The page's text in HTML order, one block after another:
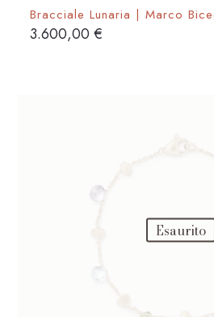
Bracciale Lunaria | Marco
3.600,00€
Esaurito